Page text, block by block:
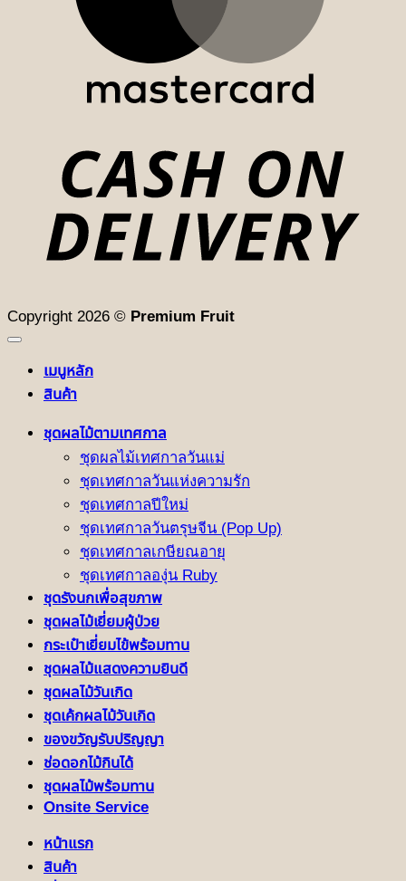
Copyright 2026 © Premium Fruit
เมนูหลัก
สินค้า
ชุดผลไม้ตามเทศกาล
ชุดผลไม้เทศกาลวันแม่
ชุดเทศกาลวันแห่งความรัก
ชุดเทศกาลปีใหม่
ชุดเทศกาลวันตรุษจีน (Pop Up)
ชุดเทศกาลเกษียณอายุ
ชุดเทศกาลองุ่น Ruby
ชุดรังนกเพื่อสุขภาพ
ชุดผลไม้เยี่ยมผู้ป่วย
กระเป๋าเยี่ยมไข้พร้อมทาน
ชุดผลไม้แสดงความยินดี
ชุดผลไม้วันเกิด
ชุดเค้กผลไม้วันเกิด
ของขวัญรับปริญญา
ช่อดอกไม้กินได้
ชุดผลไม้พร้อมทาน
Onsite Service
หน้าแรก
สินค้า